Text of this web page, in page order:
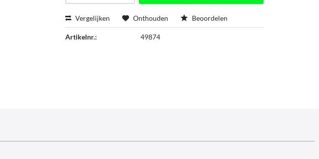
Vergelijken Onthouden Beoordelen
Artikelnr.: 49874